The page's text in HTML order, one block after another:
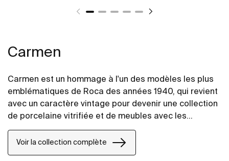
Carmen
Carmen est un hommage à l'un des modèles les plus
emblématiques de Roca des années 1940, qui revient
avec un caractère vintage pour devenir une collection
de porcelaine vitrifiée et de meubles avec les
dernières innovations dans la conception d'espaces
de salle de bains.
Voir la collection complète